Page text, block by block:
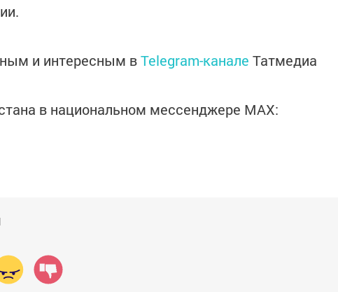
и интересным вTelegram-канале Татмедиа
в национальном мессенджере MАХ: